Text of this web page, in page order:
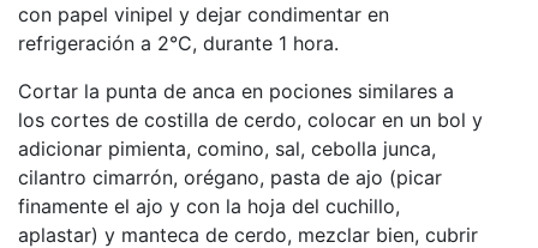
con papel vinipel y dejar condimentar en
refrigeración a 2°C, durante 1 hora.
Cortar la punta de anca en pociones similares a
los cortes de costilla de cerdo, colocar en un bol y
adicionar pimienta, comino, sal, cebolla junca,
cilantro cimarrón, orégano, pasta de ajo (picar
finamente el ajo y con la hoja del cuchillo,
aplastar) y manteca de cerdo, mezclar bien, cubrir